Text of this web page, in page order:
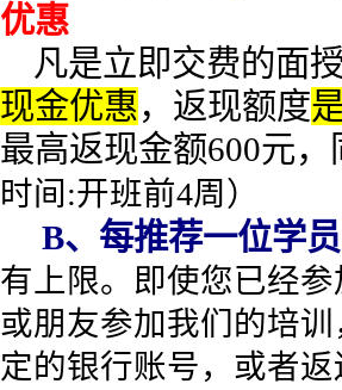
优惠
凡是立即交费的面
现金优惠 ，返现额度
最高返现金额600元
时间:开班前4周）
B、每推荐一位学
有上限。即使您已经
或朋友参加我们的培
定的银行账号，或者